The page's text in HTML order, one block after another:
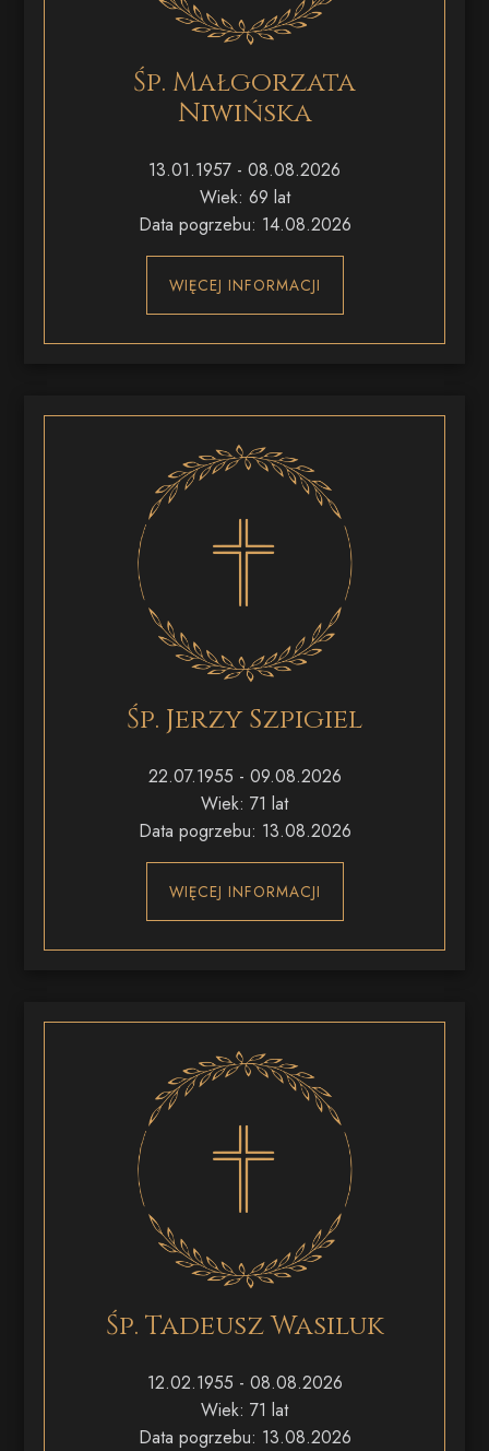
Śp. Małgorzata
Niwińska
13.01.1957 - 08.08.2026
Wiek: 69 lat
Data pogrzebu: 14.08.2026
WIĘCEJ INFORMACJI
Śp. Jerzy Szpigiel
22.07.1955 - 09.08.2026
Wiek: 71 lat
Data pogrzebu: 13.08.2026
WIĘCEJ INFORMACJI
Śp. Tadeusz Wasiluk
12.02.1955 - 08.08.2026
Wiek: 71 lat
Data pogrzebu: 13.08.2026